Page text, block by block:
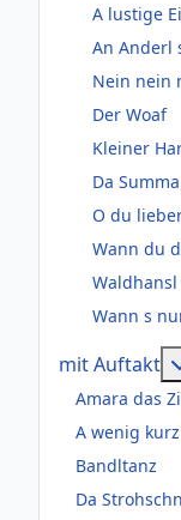
A lustige
An Anderl
Nein nein
Der Woaf
Kleiner
Da
O du
Wann du
Waldhansl
Wann s
mit Auftakt
Amara das
A wenig
Bandltanz
Da